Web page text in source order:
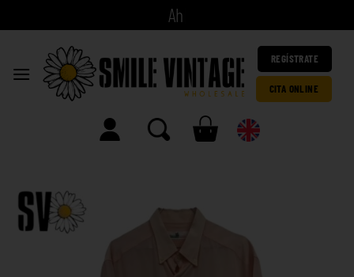
hor
REGÍSTRATE
CITA ONLINE